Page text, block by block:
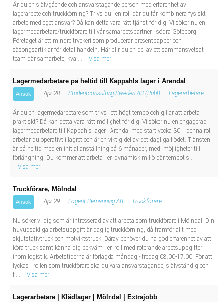
Är du en självgående och ansvarstagande person med erfarenhet av
lagerarbete och truckkörning? Trivs du i en roll där du får kombinera fysiskt
arbete med eget ansvar? Då kan detta vara rätt tjänst för dig! Vi söker nu en
lagermedarbetare/truckförare till vår samarbetspartner i södra Göteborg.
Företaget är ett mindre tryckeri som producerar presentpapper och
säsongsartiklar för detaljhandeln. Här blir du en del av ett sammansvetsat
team där samarbete, kval...
Visa mer
Lagermedarbetare på heltid till Kappahls lager i Arendal
Ansök Apr 28 Studentconsulting Sweden AB (Publ) Lagerarbetare
Är du en lagermedarbetare som trivs i ett högt tempo och gillar att arbeta
praktiskt? Då kan detta vara rätt möjlighet för dig! Vi söker nu en engagerad
lagermedarbetare till Kappahls lager i Arendal med start vecka 30. I denna roll
arbetar du operativt i lagret och är en viktig del av det dagliga flödet. Tjänsten
är på heltid med en initial anställning på 6 månader, med möjligheter till
förlängning. Du kommer att arbeta i en dynamisk miljö där tempot s...
Visa mer
Truckförare, Mölndal
Ansök Apr 29 Logent Bemanning AB Truckförare
Nu söker vi dig som är intresserad av att arbeta som truckförare i Mölndal. Din
huvudsakliga arbetsuppgift är daglig truckkörning, då framför allt med
skjutstativtruck och motviktstruck. Därav behöver du ha god erfarenhet av att
köra truck samt känna dig bekväm i en roll med roterande arbetsuppgifter
inom logistik. Arbetstiderna är förlagda måndag - fredag 08.00-17.00. För att
lyckas i rollen som truckförare ska du vara ansvarstagande, självständig och
fl...
Visa mer
Lagerarbetare | Klädlager | Mölndal | Extrajobb